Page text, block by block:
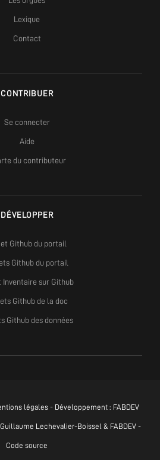
Lexique
Contact
CONTRIBUER
Se connecter
Aide
du contributeur
DÉVELOPPER
Github du portail
Github du portail
Inventaire sur Github
Github de la doc
Github des données
légales- Développement : FABDEV
Lechevalier-Boissel & FABDEV -
Code source